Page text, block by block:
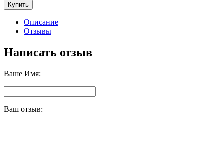
Купить
Описание
Отзывы
Написать отзыв
Ваше Имя:
Ваш отзыв: